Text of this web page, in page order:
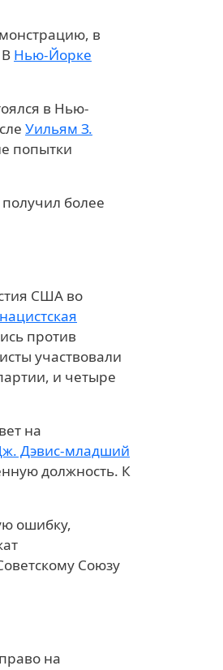
в
Нью-Йорке
в Нью-
Уильям З.
попытки
более
США во
нацистская
против
участвовали
и четыре
на
Дэвис-младший
должность. К
ошибку,
Союзу
на